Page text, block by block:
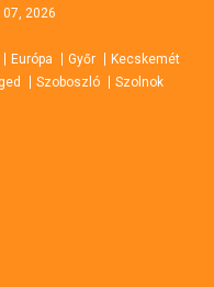
2026
Európa Győr
Kecskemét
Szoboszló Szolnok